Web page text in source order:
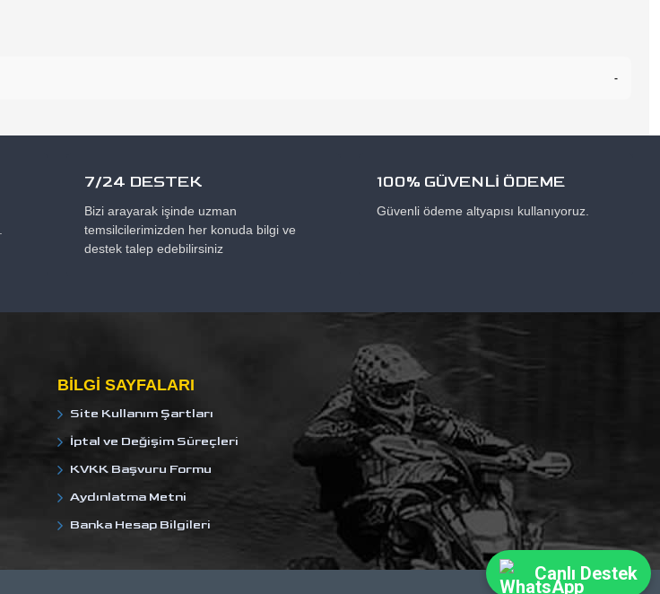
-
7/24 DESTEK
Bizi arayarak işinde uzman
temsilcilerimizden her konuda bilgi ve
destek talep edebilirsiniz
100% GÜVENLİ ÖDEME
Güvenli ödeme altyapısı kullanıyoruz.
BILGI SAYFALARI
Site Kullanım Şartları
İptal ve Değişim Süreçleri
KVKK Başvuru Formu
Aydınlatma Metni
Banka Hesap Bilgileri
Canlı Destek